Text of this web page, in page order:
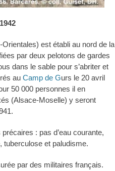
est établi au nord de la
par deux pelotons de gardes
dans le sable pour s’abriter et
au Camp de Gurs le 20 avril
50 000 personnes il en
(Alsace-Moselle) y seront
: pas d’eau courante,
tuberculose et paludisme.
par des militaires français.